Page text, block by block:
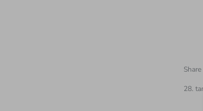
Share
28.